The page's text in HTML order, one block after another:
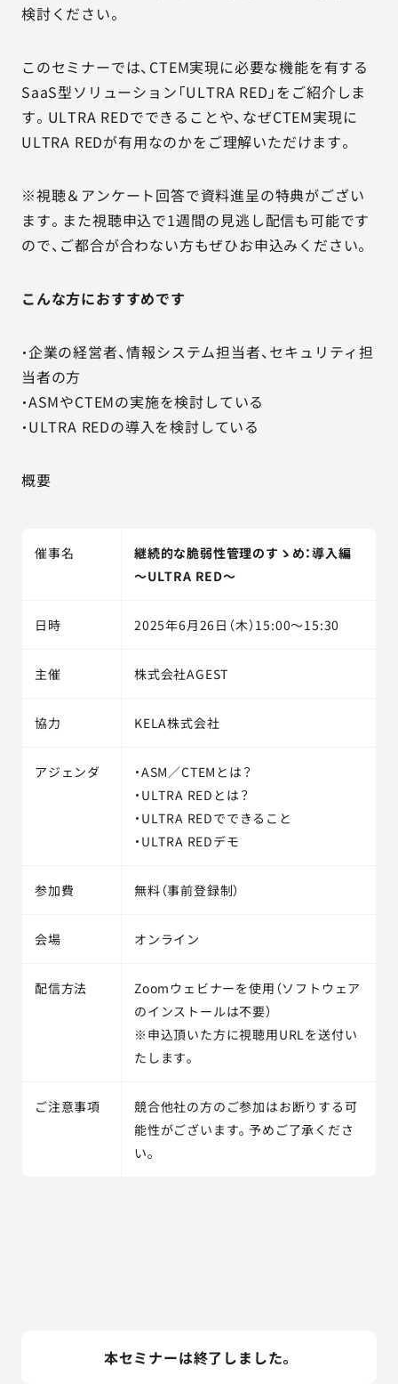
検討ください。
このセミナーでは、CTEM実現に必要な機能を有する
SaaS型ソリューション「ULTRA RED」をご紹介しま
す。ULTRA REDでできることや、なぜCTEM実現に
ULTRA REDが有用なのかをご理解いただけます。
※視聴＆アンケート回答で資料進呈の特典がござい
ます。また視聴申込で1週間の見逃し配信も可能です
ので、ご都合が合わない方もぜひお申込みください。
こんな方におすすめです
・企業の経営者、情報システム担当者、セキュリティ担
当者の方
・ASMやCTEMの実施を検討している
・ULTRA REDの導入を検討している
概要
催事名
継続的な脆弱性管理のすゝめ：導入編
～ULTRA RED～
日時 2025年6月26日（木）15:00～15:30
主催 株式会社AGEST
協力 KELA株式会社
アジェンダ
・ASM／CTEMとは？
・ULTRA REDとは？
・ULTRA REDでできること
・ULTRA REDデモ
参加費 無料（事前登録制）
会場 オンライン
配信方法
Zoomウェビナーを使用（ソフトウェア
のインストールは不要）
※申込頂いた方に視聴用URLを送付い
たします。
ご注意事項
競合他社の方のご参加はお断りする可
能性がございます。予めご了承くださ
い。
本セミナーは終了しました。